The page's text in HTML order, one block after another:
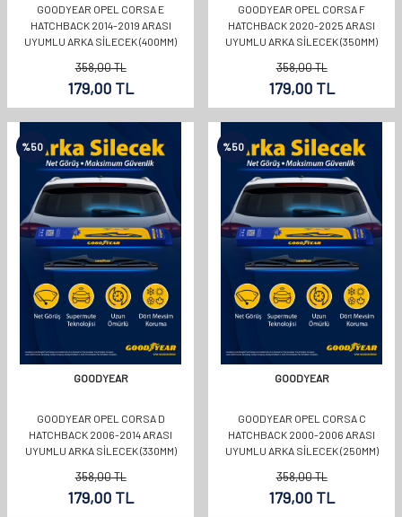
GOODYEAR OPEL CORSA E
HATCHBACK 2014-2019 ARASI
UYUMLU ARKA SILECEK (400MM)
358,00TL
179,00 TL
GOODYEAR OPEL CORSA F
HATCHBACK 2020-2025 ARASI
UYUMLU ARKA SILECEK (350MM)
358,00TL
179,00 TL
%50
GOODYEAR
GOODYEAR OPEL CORSA D
HATCHBACK 2006-2014 ARASI
UYUMLU ARKA SILECEK (330MM)
358,00TL
179,00 TL
%50
GOODYEAR
GOODYEAR OPEL CORSA C
HATCHBACK 2000-2006 ARASI
UYUMLU ARKA SILECEK (250MM)
358,00TL
179,00 TL